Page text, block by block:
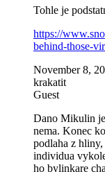
Tohle je
https://
behind-those-
November 8,
krakatit
Guest
Dano Mikulin je
nema. Konec
podlaha z
individua
ho bylinkare